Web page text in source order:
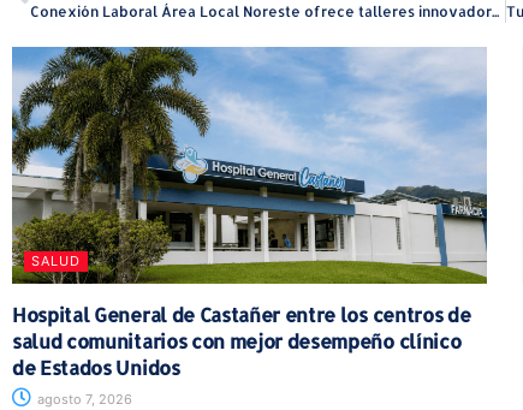
Conexión Laboral Área Local Noreste ofrece talleres innovadores gratis
SALUD
Hospital General de Castañer entre los centros de
salud comunitarios con mejor desempeño clínico
de Estados Unidos
agosto 7, 2026